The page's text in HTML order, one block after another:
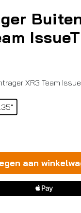
XR3 Team
aan